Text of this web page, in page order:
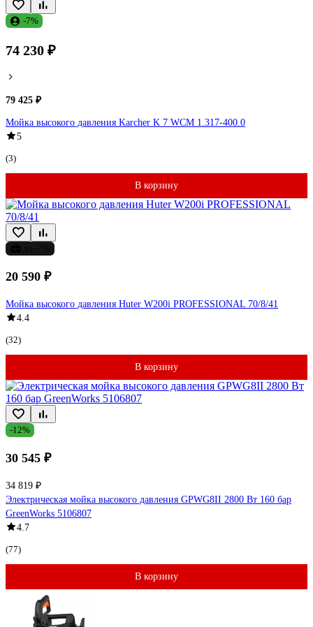
-7%
74 230 ₽
79 425 ₽
Мойка высокого давления Karcher K 7 WCM 1.317-400.0
5
(3)
В корзину
20 590 ₽
Мойка высокого давления Huter W200i PROFESSIONAL 70/8/41
4.4
(32)
В корзину
-12%
30 545 ₽
34 819 ₽
Электрическая мойка высокого давления GPWG8II 2800 Вт 160 бар
GreenWorks 5106807
4.7
(77)
В корзину